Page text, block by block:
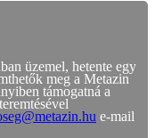
üzemel, hetente egy
meg a Metazin
támogatná a
e-mail